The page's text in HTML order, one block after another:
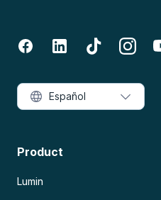
Product
Lumin
Español